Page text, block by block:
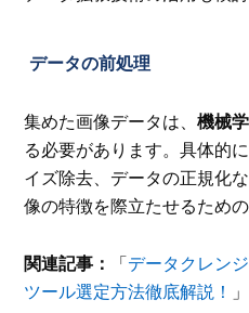
データの前処理
集めた画像データは、機械
る必要があります。具体的
イズ除去、データの正規化
像の特徴を際立たせるため
関連記事： 「データクレン
ツール選定方法徹底解説！ 」